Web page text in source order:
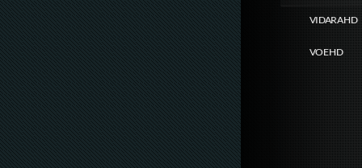
VIDARA HD
VOE HD